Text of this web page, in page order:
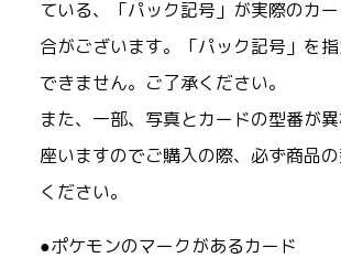
ている、「パック記号」が実際のカ
合がございます。「パック記号」を
できません。ご了承ください。
また、一部、写真とカードの型番が
座いますのでご購入の際、必ず商品
ください。
●ポケモンのマークがあるカード